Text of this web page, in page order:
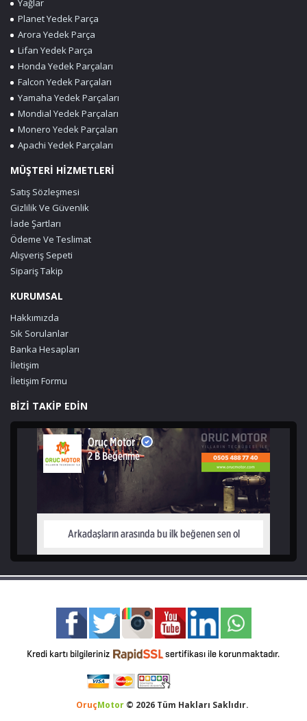
Planet Yedek Parça
Arora Yedek Parça
Lifan Yedek Parça
Honda Yedek Parçaları
Falcon Yedek Parçaları
Yamaha Yedek Parçaları
Mondial Yedek Parçaları
Monero Yedek Parçaları
Apachi Yedek Parçaları
MÜŞTERİ HİZMETLERİ
Satış Sözleşmesi
Gizlilik Ve Güvenlik
İade Şartları
Ödeme Ve Teslimat
Alışveriş Sepeti
Sipariş Takip
KURUMSAL
Hakkımızda
Sık Sorulanlar
Banka Hesapları
İletişim
İletişim Formu
BİZİ TAKİP EDİN
OruçMotor© 2026 Tüm Hakları Saklıdır.